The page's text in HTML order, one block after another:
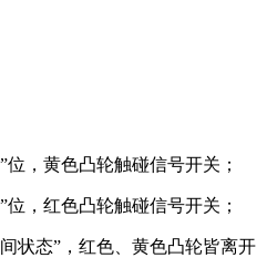
，黄色凸轮触碰信号开关；
，红色凸轮触碰信号开关；
状态”，红色、黄色凸轮皆离开